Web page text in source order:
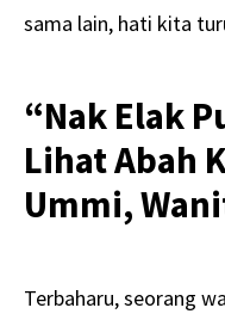
sama lain, hati kita
“Nak Elak
Lihat Abah
Ummi,
Terbaharu, seorang